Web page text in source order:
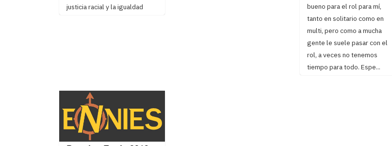
justicia racial y la igualdad
bueno para el rol para mí,
tanto en solitario como en
multi, pero como a mucha
gente le suele pasar con el
rol, a veces no tenemos
tiempo para todo. Espe...